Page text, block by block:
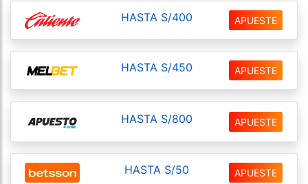
HASTA S/400 APUESTE
HASTA S/450 APUESTE
HASTA S/800 APUESTE
HASTA S/50 APUESTE